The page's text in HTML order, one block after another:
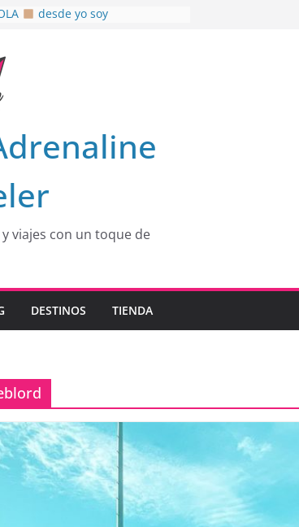
desde yo soy
SENDERO DEL CACAO: Excelente
AL NATURALSHH !!
viajes con un toque de
DESTINOS TIENDA